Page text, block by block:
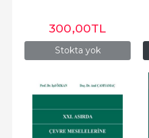
Stokta yok
300,00TL